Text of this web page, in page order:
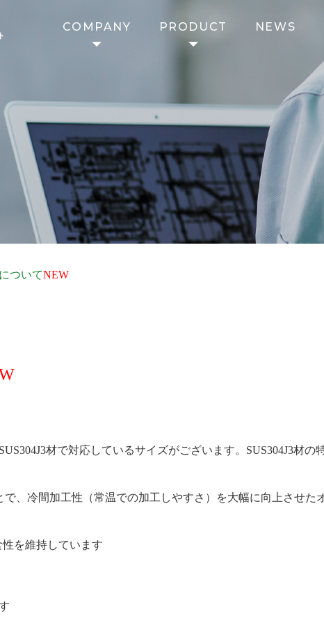
COMPANY PRODUCT NEWS
ついてNEW
材で対応しているサイズがございます。SUS304J3材の
で、冷間加工性（常温での加工しやすさ）を大幅に向上させた
性を維持しています